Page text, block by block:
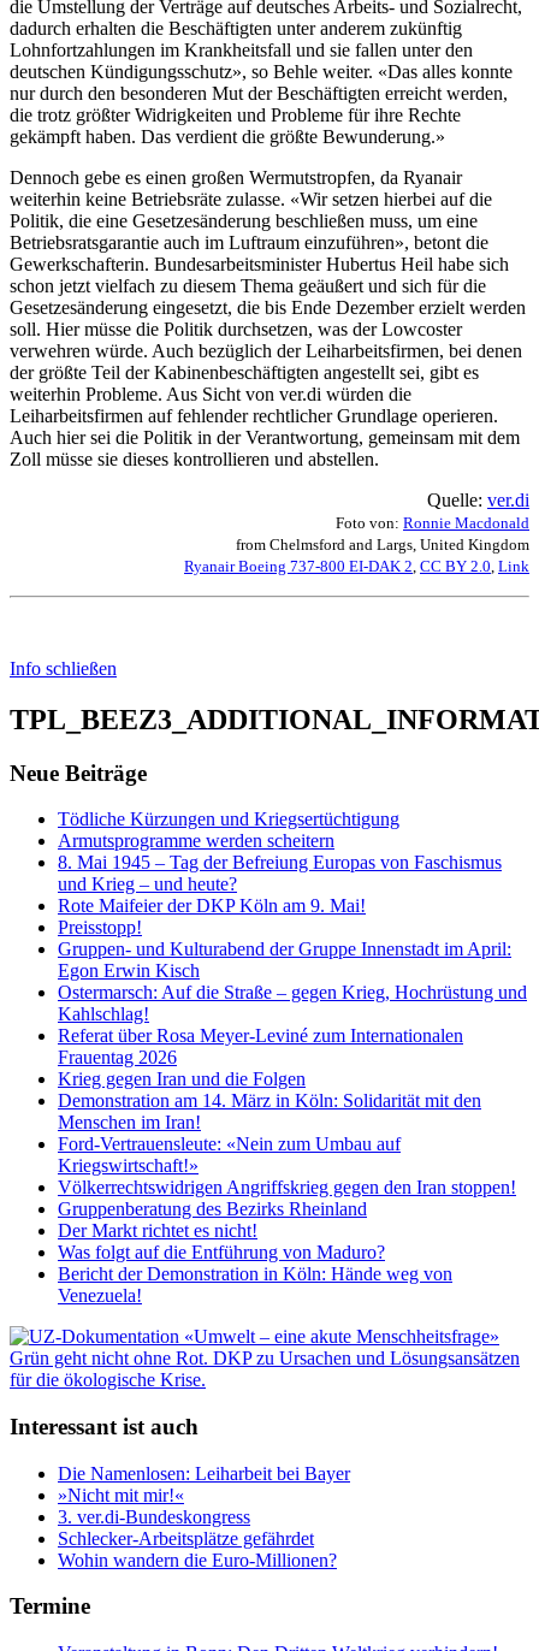
die Umstellung der Verträge auf deutsches Arbeits- und Sozialrecht,
dadurch erhalten die Beschäftigten unter anderem zukünftig
Lohnfortzahlungen im Krankheitsfall und sie fallen unter den
deutschen Kündigungsschutz», so Behle weiter. «Das alles konnte
nur durch den besonderen Mut der Beschäftigten erreicht werden,
die trotz größter Widrigkeiten und Probleme für ihre Rechte
gekämpft haben. Das verdient die größte Bewunderung.»
Dennoch gebe es einen großen Wermutstropfen, da Ryanair
weiterhin keine Betriebsräte zulasse. «Wir setzen hierbei auf die
Politik, die eine Gesetzesänderung beschließen muss, um eine
Betriebsratsgarantie auch im Luftraum einzuführen», betont die
Gewerkschafterin. Bundesarbeitsminister Hubertus Heil habe sich
schon jetzt vielfach zu diesem Thema geäußert und sich für die
Gesetzesänderung eingesetzt, die bis Ende Dezember erzielt werden
soll. Hier müsse die Politik durchsetzen, was der Lowcoster
verwehren würde. Auch bezüglich der Leiharbeitsfirmen, bei denen
der größte Teil der Kabinenbeschäftigten angestellt sei, gibt es
weiterhin Probleme. Aus Sicht von ver.di würden die
Leiharbeitsfirmen auf fehlender rechtlicher Grundlage operieren.
Auch hier sei die Politik in der Verantwortung, gemeinsam mit dem
Zoll müsse sie dieses kontrollieren und abstellen.
Quelle: ver.di
Foto von: Ronnie Macdonald
from Chelmsford and Largs, United Kingdom
Ryanair Boeing 737-800 EI-DAK 2 CC BY 2.0 Link
Info schließen
Neue Beiträge
Tödliche Kürzungen und Kriegsertüchtigung
Armutsprogramme werden scheitern
8. Mai 1945 – Tag der Befreiung Europas von Faschismus
und Krieg – und heute?
Rote Maifeier der DKP Köln am 9. Mai!
Preisstopp!
Gruppen- und Kulturabend der Gruppe Innenstadt im April:
Egon Erwin Kisch
Ostermarsch: Auf die Straße – gegen Krieg, Hochrüstung und
Kahlschlag!
Referat über Rosa Meyer-Leviné zum Internationalen
Frauentag 2026
Krieg gegen Iran und die Folgen
Demonstration am 14. März in Köln: Solidarität mit den
Menschen im Iran!
Ford-Vertrauensleute: «Nein zum Umbau auf
Kriegswirtschaft!»
Völkerrechtswidrigen Angriffskrieg gegen den Iran stoppen!
Gruppenberatung des Bezirks Rheinland
Der Markt richtet es nicht!
Was folgt auf die Entführung von Maduro?
Bericht der Demonstration in Köln: Hände weg von
Venezuela!
Interessant ist auch
Die Namenlosen: Leiharbeit bei Bayer
»Nicht mit mir!«
3. ver.di-Bundeskongress
Schlecker-Arbeitsplätze gefährdet
Wohin wandern die Euro-Millionen?
Termine